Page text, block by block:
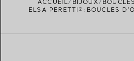
TROUVEZ LA BOUTIQUE LA PLUS
ACCUEIL BIJOUX
ELSA PERETTI®:BOUCLES